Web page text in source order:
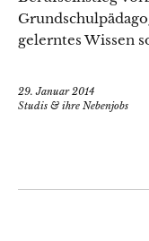
gelerntes Wissen
29. Januar 2014
Studis & ihre Nebenjobs